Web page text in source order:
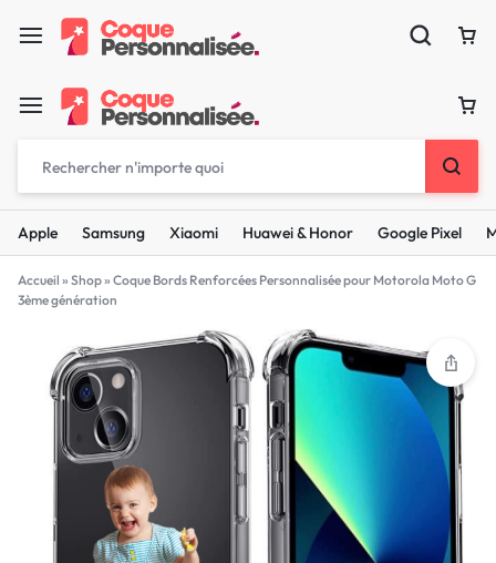
Apple Samsung Xiaomi Huawei & Honor Google Pixel
Accueil » Shop» Coque Bords Renforcées Personnalisée pour Motorola Moto G
3ème génération